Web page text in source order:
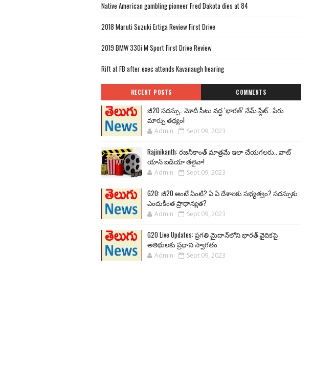
Native American gambling pioneer Fred Dakota dies at 84
2018 Maruti Suzuki Ertiga Review First Drive
2019 BMW 330i M Sport First Drive Review
Rift at FB after exec attends Kavanaugh hearing
RECENT POSTS COMMENTS
జీ20 సదస్సు.. మోదీ సీటు వద్ద ‘భారత్’ నేమ్ ప్లేట్‌.. పేరు
మార్పు తథ్యం!
Admin Sept 09, 2023
Rajinikanth: రజనీకాంత్ మాత్రమే ఇలా చేయగలరు.. వాట్
యాన్ ఐడియా తలైవా!
Admin Sept 09, 2023
G20: జీ20 అంటే ఏంటి? ఏ ఏ దేశాలకు సభ్యత్వం? సదస్సుకు
ఎందుకింత ప్రాధాన్యత?
Admin Sept 09, 2023
G20 Live Updates: ప్రగతి మైదాన్‌లోని భారత్ వైదికపై
అతిథులకు ప్రధాని స్వాగతం
Admin Sept 09, 2023